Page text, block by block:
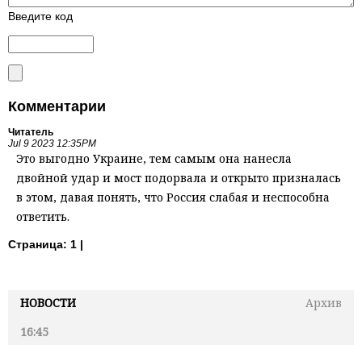
НОВОСТИ
Архив
16:45
Введите код
Комментарии
Читатель
Jul 9 2023 12:35PM
Это выгодно Украине, тем самым она нанесла
двойной удар и мост подорвала и открыто призналась
в этом, давая понять, что Россия слабая и неспособна
ответить.
Страница: 1 |